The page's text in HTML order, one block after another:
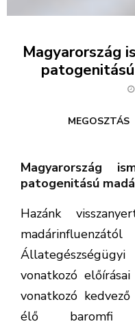
Magyarország
MEGOSZTÁS
Magyarország
patogenitású
Hazánk
vonatkozó
vonatkozó
élő baromfi